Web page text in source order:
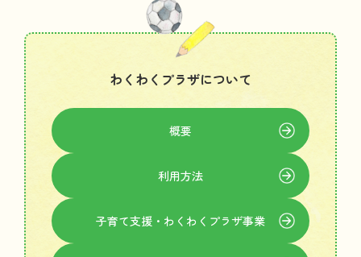
わくわくプラザについて
概要
利用方法
子育て支援 ・わくわく プラザ事業